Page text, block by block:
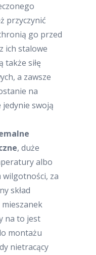
przyczynić
go przed
ich stalowe
także siłę
a zawsze
na
swoją
, duże
albo
za
skład
na to jest
montażu
nietracący